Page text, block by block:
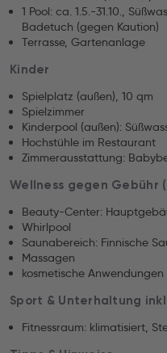
1 Pool: ca. 1.5.-31.10.,
Badetuch (gegen Kaution)
Terrasse, Gartenanlage
Kinder
Spielplatz (außen), 10 qm
Spielzimmer
Kinderpool (außen):
Hochstühle im Restaurant
Zimmerausstattung:
Wellness gegen Gebühr
Beauty-Center:
Whirlpool
Saunabereich: Finnische
Massagen
kosmetische Anwendungen
Sport & Unterhaltung
Fitnessraum: klimatisiert,